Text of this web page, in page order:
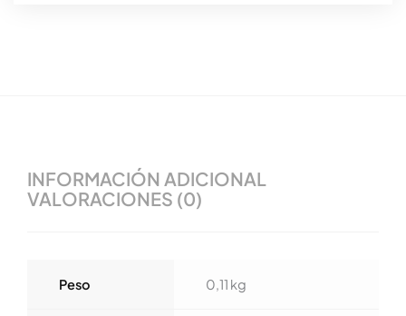
INFORMACIÓN ADICIONAL
VALORACIONES (0)
Peso 0,11 kg